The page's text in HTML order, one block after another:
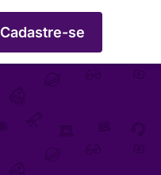
Cadastre-se